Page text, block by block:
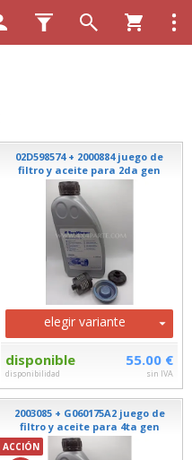
02D598574 + 2000884 juego de
filtro y aceite para 2da gen
elegir variante
disponible
disponibilidad
55.00 €
sin IVA
2003085 + G060175A2 juego de
filtro y aceite para 4ta gen
ACCIÓN